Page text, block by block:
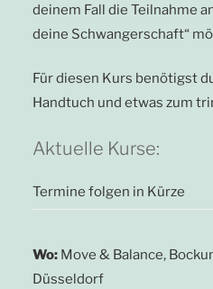
deinem Fall die Teilnahme
deine Schwangerschaft“
Für diesen Kurs benötigst
Handtuch und etwas zum
Aktuelle Kurse:
Termine folgen in Kürze
Wo:Move & Balance,
Düsseldorf